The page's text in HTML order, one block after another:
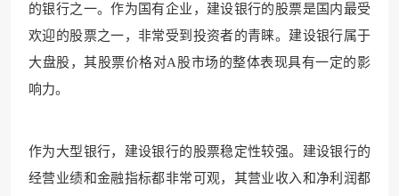
的银行之一。作为国有企业，建设银行的股票是国内最受
欢迎的股票之一，非常受到投资者的青睐。建设银行属于
大盘股，其股票价格对A股市场的整体表现具有一定的影
响力。
作为大型银行，建设银行的股票稳定性较强。建设银行的
经营业绩和金融指标都非常可观，其营业收入和净利润都